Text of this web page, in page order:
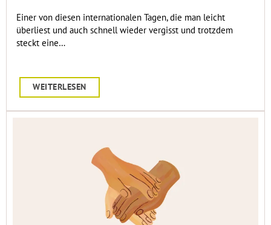
Einer von diesen internationalen Tagen, die man leicht
überliest und auch schnell wieder vergisst und trotzdem
steckt eine…
WEITERLESEN